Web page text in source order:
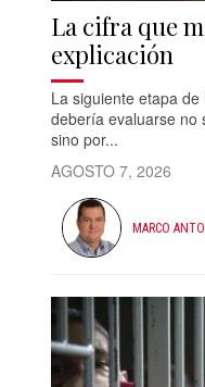
La cifra que
explicación
La siguiente etapa
debería evaluarse no
sino por...
AGOSTO 7, 2026
MARCO